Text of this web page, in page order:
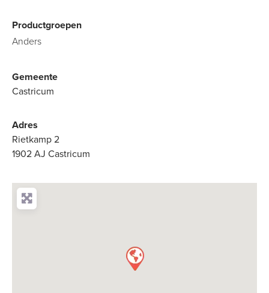
Productgroepen
Anders
Gemeente
Castricum
Adres
Rietkamp 2
1902 AJ Castricum